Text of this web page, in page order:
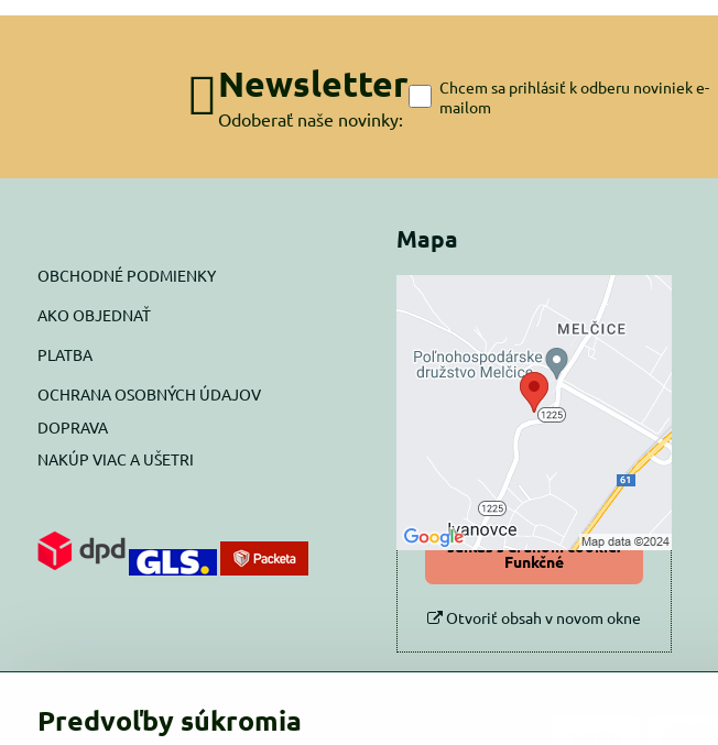
Newsletter
Odoberať naše novinky:
Chcem sa prihlásiť k odberu noviniek e-
mailom
OBCHODNÉ PODMIENKY
AKO OBJEDNAŤ
PLATBA
OCHRANA OSOBNÝCH ÚDAJOV
DOPRAVA
NAKÚP VIAC A UŠETRI
Mapa
Externý obsah je
blokovaný Voľbami
súkromia
Prajete si načítať externý obsah?
Povoliť tentokrát
Povoliť a zapamätať -
súhlas s druhom cookie:
Funkčné
Otvoriť obsah v novom okne
Predvoľby súkromia